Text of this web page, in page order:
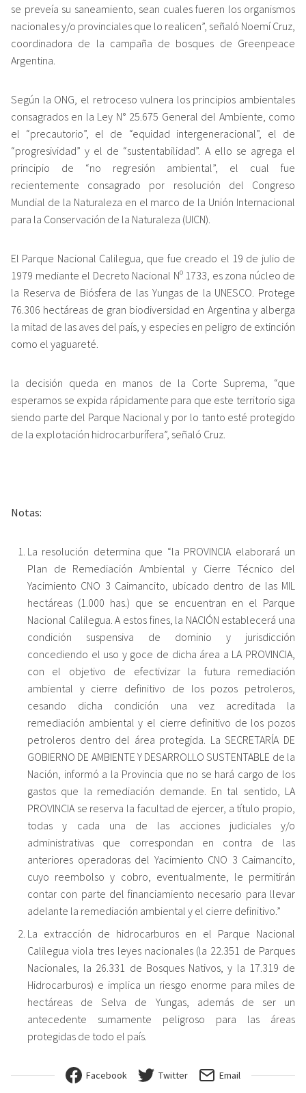
se preveía su saneamiento, sean cuales fueren los organismos
nacionales y/o provinciales que lo realicen”, señaló Noemí Cruz,
coordinadora de la campaña de bosques de Greenpeace
Argentina.
Según la ONG, el retroceso vulnera los principios ambientales
consagrados en la Ley N° 25.675 General del Ambiente, como
el “precautorio”, el de “equidad intergeneracional”, el de
“progresividad” y el de “sustentabilidad”. A ello se agrega el
principio de “no regresión ambiental”, el cual fue
recientemente consagrado por resolución del Congreso
Mundial de la Naturaleza en el marco de la Unión Internacional
para la Conservación de la Naturaleza (UICN).
El Parque Nacional Calilegua, que fue creado el 19 de julio de
1979 mediante el Decreto Nacional Nº 1733, es zona núcleo de
la Reserva de Biósfera de las Yungas de la UNESCO. Protege
76.306 hectáreas de gran biodiversidad en Argentina y alberga
la mitad de las aves del país, y especies en peligro de extinción
como el yaguareté.
la decisión queda en manos de la Corte Suprema, “que
esperamos se expida rápidamente para que este territorio siga
siendo parte del Parque Nacional y por lo tanto esté protegido
de la explotación hidrocarburífera”, señaló Cruz.
Notas:
La resolución determina que “la PROVINCIA elaborará un
Plan de Remediación Ambiental y Cierre Técnico del
Yacimiento CNO 3 Caimancito, ubicado dentro de las MIL
hectáreas (1.000 has.) que se encuentran en el Parque
Nacional Calilegua. A estos fines, la NACIÓN establecerá una
condición suspensiva de dominio y jurisdicción
concediendo el uso y goce de dicha área a LA PROVINCIA,
con el objetivo de efectivizar la futura remediación
ambiental y cierre definitivo de los pozos petroleros,
cesando dicha condición una vez acreditada la
remediación ambiental y el cierre definitivo de los pozos
petroleros dentro del área protegida. La SECRETARÍA DE
GOBIERNO DE AMBIENTE Y DESARROLLO SUSTENTABLE de la
Nación, informó a la Provincia que no se hará cargo de los
gastos que la remediación demande. En tal sentido, LA
PROVINCIA se reserva la facultad de ejercer, a título propio,
todas y cada una de las acciones judiciales y/o
administrativas que correspondan en contra de las
anteriores operadoras del Yacimiento CNO 3 Caimancito,
cuyo reembolso y cobro, eventualmente, le permitirán
contar con parte del financiamiento necesario para llevar
adelante la remediación ambiental y el cierre definitivo.”
La extracción de hidrocarburos en el Parque Nacional
Calilegua viola tres leyes nacionales (la 22.351 de Parques
Nacionales, la 26.331 de Bosques Nativos, y la 17.319 de
Hidrocarburos) e implica un riesgo enorme para miles de
hectáreas de Selva de Yungas, además de ser un
antecedente sumamente peligroso para las áreas
protegidas de todo el país.
Facebook Twitter Email